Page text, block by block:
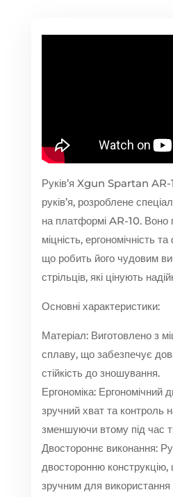
Руків’я Xgun Spartan AR-
руків’я, розроблене
на платформі AR-10. Воно
міцність, ергономічність
що робить його чудовим
стрільців, які цінують
Основні характеристики:
Матеріал: Виготовлено з
сплаву, що забезпечує
стійкість до зношування.
Ергономіка: Ергономічний
зручний хват та контроль
зменшуючи втому під час
Двостороннє виконання:
двосторонню конструкцію,
зручним для використання